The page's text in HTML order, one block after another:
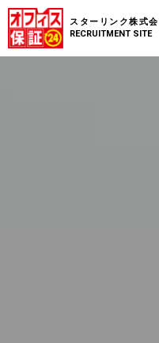
スターリンク株
RECRUITMENT SITE